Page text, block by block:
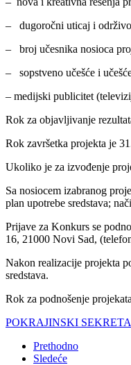
– dugoročni uticaj i
– broj učesnika nosioca
– sopstveno učešće i
– medijski publicitet
Rok za objavljivanje
Rok završetka projekta je
Ukoliko je za izvođenje
Sa nosiocem izabranog
plan upotrebe sredstava;
Prijave za Konkurs se
16, 21000 Novi Sad,
Nakon realizacije projekta
sredstava.
Rok za podnošenje
POKRAJINSKI
Prethodno
Sledeće